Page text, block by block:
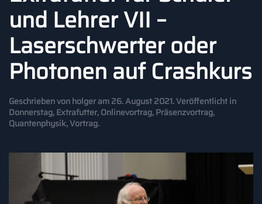
und Lehrer VII –
Laserschwerter oder
Photonen auf Crashkurs
Geschrieben vonholgeram26. August 2021. Veröffentlicht in
Donnerstag,Extrafutter,Onlinevortrag,Präsenzvortrag,
Quantenphysik,Vortrag.